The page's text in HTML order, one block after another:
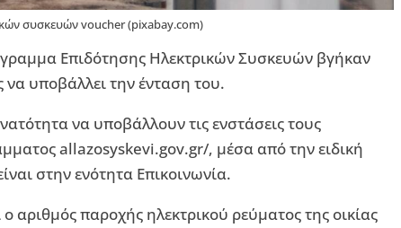
συσκευών voucher (pixabay.com)
Επιδότησης Ηλεκτρικών Συσκευών βγήκαν
υποβάλλει την ένταση του.
να υποβάλλουν τις ενστάσεις τους
allazosyskevi.gov.gr/, μέσα από την ειδική
στην ενότητα Επικοινωνία.
αριθμός παροχής ηλεκτρικού ρεύματος της οικίας